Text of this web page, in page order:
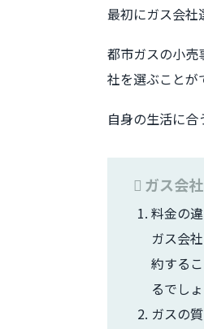
最初にガス会社
都市ガスの小売
社を選ぶことが
自身の生活に合
ガス会
料金の違
ガス会
約する
るでしょ
ガスの